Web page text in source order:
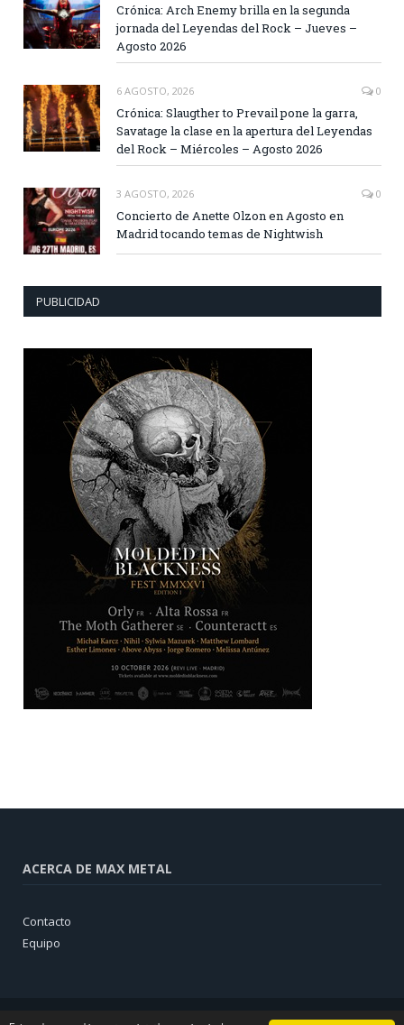
Crónica: Arch Enemy brilla en la segunda
jornada del Leyendas del Rock – Jueves –
Agosto 2026
6 AGOSTO, 2026 0
Crónica: Slaugther to Prevail pone la garra,
Savatage la clase en la apertura del Leyendas
del Rock – Miércoles – Agosto 2026
3 AGOSTO, 2026 0
Concierto de Anette Olzon en Agosto en
Madrid tocando temas de Nightwish
PUBLICIDAD
ACERCA DE MAX METAL
Contacto
Equipo